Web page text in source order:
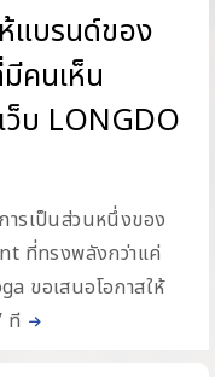
แบรนด์ของ
คนเห็น
บ LONGDO
รเป็นส่วนหนึ่งของ
ที่ทรงพลังกว่าแค่
ขอเสนอโอกาสให้
ที